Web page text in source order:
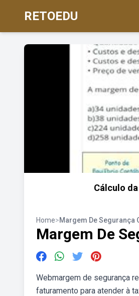
RETOEDU
Cálculo
Home>Margem De Segurança
Margem De
Webmargem de segurança
faturamento para atender à